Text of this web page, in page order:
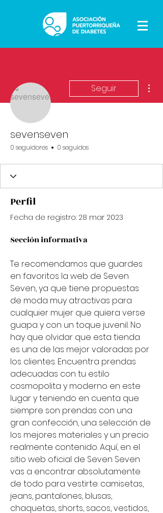
Seguir
sevenseven
0 seguidores 0 seguidos
Perfil
Fecha de registro: 28 mar 2023
Sección informativa
Te recomendamos que guardes
en favoritos la web de Seven
Seven, ya que tiene propuestas
de moda muy atractivas para
cualquier mujer que quiera verse
guapa y con un toque juvenil. No
hay que olvidar que esta tienda
es una de las mejor valoradas por
los clientes. Encuentra prendas
adecuadas con tu estilo
cosmopolita y moderno en este
lugar y teniendo en cuenta que
siempre son prendas con una
gran confección, una selección de
los mejores materiales y un precio
realmente contenido. Aquí, en el
sitio web oficial de Seven Seven
vas a encontrar absolutamente
de todo para vestirte: camisetas,
jeans, pantalones, blusas,
chaquetas, shorts, sacos, vestidos,